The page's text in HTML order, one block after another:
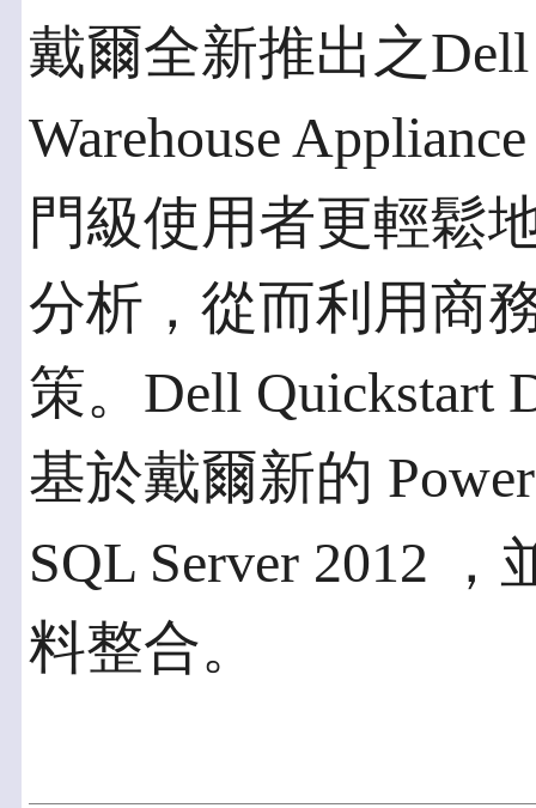
戴爾全新推出之Dell
Warehouse
門級使用者更輕鬆
分析，從而利用商
策。Dell Quickstart
基於戴爾新的
SQL Server 2012
料整合。